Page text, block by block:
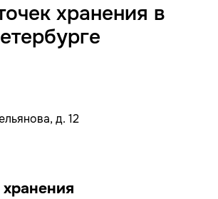
хранения в
д. 12